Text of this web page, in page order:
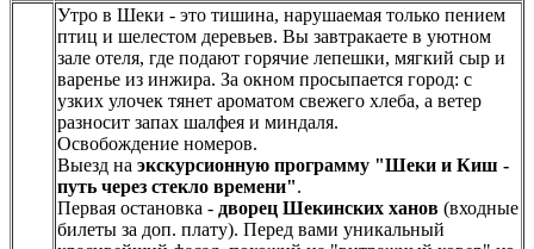
Утро в Шеки - это тишина, нарушаемая только пением
птиц и шелестом деревьев. Вы завтракаете в уютном
зале отеля, где подают горячие лепешки, мягкий сыр и
варенье из инжира. За окном просыпается город: с
узких улочек тянет ароматом свежего хлеба, а ветер
разносит запах шалфея и миндаля.
Освобождение номеров.
Выезд на экскурсионную программу "Шеки и Киш -
путь через стекло времени".
Первая остановка - дворец Шекинских ханов (входные
билеты за доп. плату). Перед вами уникальный